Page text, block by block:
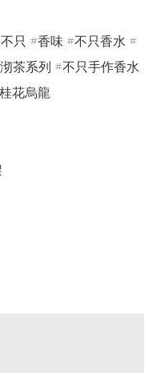
只 #香味 #不只香水 #
茶系列 #不只手作香水
花烏龍